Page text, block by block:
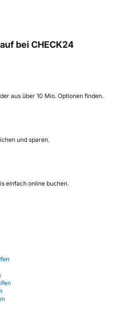
bei CHECK24
aus über 10 Mio. Optionen finden.
und sparen.
einfach online buchen.